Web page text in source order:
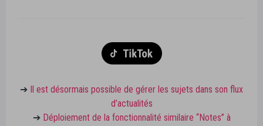
➔ Il est désormais possible de gérer les sujets dans son flux
d’actualités
➔ Déploiement de la fonctionnalité similaire “Notes” à